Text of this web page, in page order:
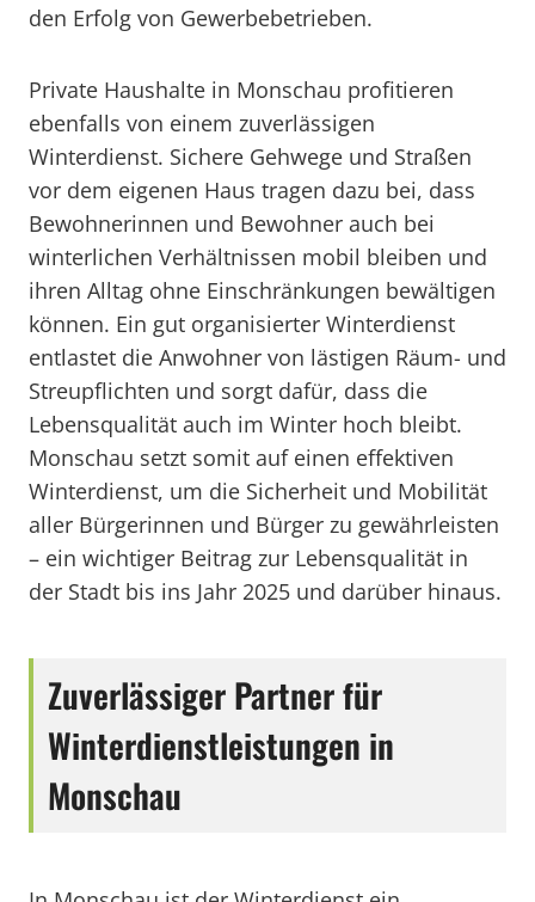
den Erfolg von Gewerbebetrieben.
Private Haushalte in Monschau profitieren
ebenfalls von einem zuverlässigen
Winterdienst. Sichere Gehwege und Straßen
vor dem eigenen Haus tragen dazu bei, dass
Bewohnerinnen und Bewohner auch bei
winterlichen Verhältnissen mobil bleiben und
ihren Alltag ohne Einschränkungen bewältigen
können. Ein gut organisierter Winterdienst
entlastet die Anwohner von lästigen Räum- und
Streupflichten und sorgt dafür, dass die
Lebensqualität auch im Winter hoch bleibt.
Monschau setzt somit auf einen effektiven
Winterdienst, um die Sicherheit und Mobilität
aller Bürgerinnen und Bürger zu gewährleisten
– ein wichtiger Beitrag zur Lebensqualität in
der Stadt bis ins Jahr 2025 und darüber hinaus.
Zuverlässiger Partner für
Winterdienstleistungen in
Monschau